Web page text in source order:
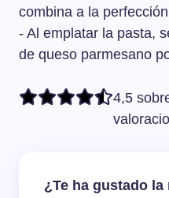
combina a la
- Al emplatar la pasta,
de queso parmesano
4,5
¿Te ha gustado la